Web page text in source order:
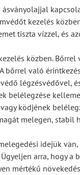
ásványolajjal
kezelés
tiszta vízzel, és
közben.
bőrrel való
légzésvédővel,
belélegzése
ködjének
melegen,
idejük
arra, hogy
mértékű